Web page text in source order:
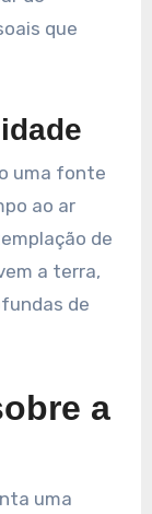
que
uma fonte
ao ar
de
a terra,
de
a
uma